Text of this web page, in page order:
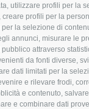
utilizzare profili per la
profili per la
la selezione di
annunci, misurare le
attraverso
da fonti diverse,
dati limitati per la
e rilevare frodi,
e contenuto,
e combinare dati
di porto
circumvesuviana
concerto
contagi
covid-19 eav
gori guardia
mare
massa